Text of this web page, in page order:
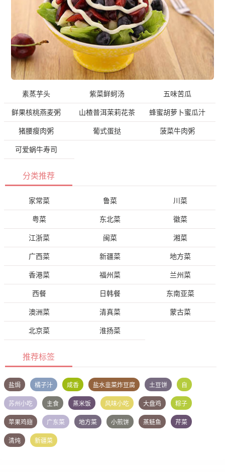
素蒸芋头 紫菜鲜蚵汤 五味苦瓜
鲜果核桃燕麦粥 山楂普洱茉莉花茶 蜂蜜胡萝卜蜜瓜汁
猪腰瘦肉粥 葡式蛋挞 菠菜牛肉粥
可爱蜗牛寿司
分类推荐
家常菜 鲁菜 川菜
粤菜 东北菜 徽菜
江浙菜 闽菜 湘菜
广西菜 新疆菜 地方菜
香港菜 福州菜 兰州菜
西餐 日韩餐 东南亚菜
澳洲菜 清真菜 蒙古菜
北京菜 淮扬菜
推荐标签
盐焗 橘子汁 咸香 盐水韭菜炸豆腐 土豆饼 自
苏州小吃 主食 蒸米饭 风味小吃 大盘鸡 粽子
苹果鸡翅 广东菜 地方菜 小煎饼 蒸鲢鱼 芹菜
清炖 新疆菜